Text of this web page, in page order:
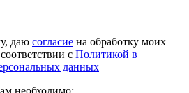
даю согласие на обработку моих
с Политикой в
данных
необходимо: